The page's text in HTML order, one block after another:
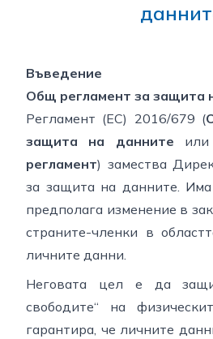
Въведение
Общ регламент за защита
Регламент (ЕС) 2016/679 (
защита на данните или
регламент) замества
за защита на данните.
предполага изменение в
страните-членки в
личните данни.
Неговата цел е да
свободите“ на
гарантира, че личните